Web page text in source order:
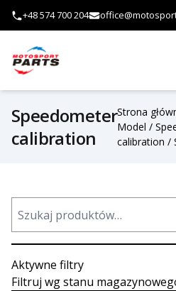
Przejdź do treści
+48 574 700 204
Speedometer
calibration
Strona
Model /
calibration /
Aktywne filtry
Filtruj wg stanu